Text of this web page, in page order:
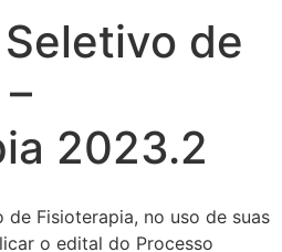
de
2023.2
Fisioterapia, no uso de suas
o edital do Processo